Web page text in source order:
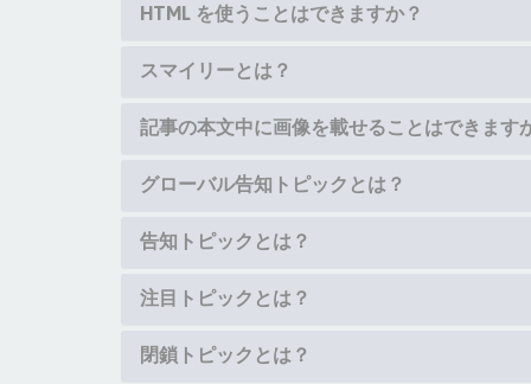
HTML を使うことはできますか？
スマイリーとは？
記事の本文中に画像を載せることはできます
グローバル告知トピックとは？
告知トピックとは？
注目トピックとは？
閉鎖トピックとは？